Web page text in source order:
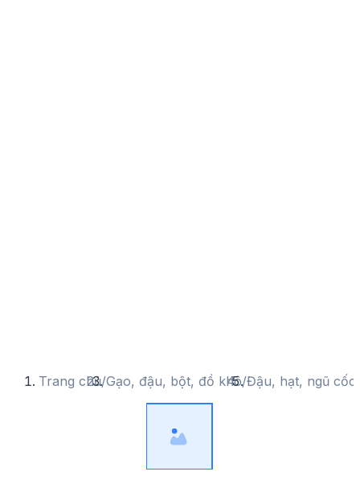
Trang chủ/Gạo, đậu, bột, đồ khô/Đậu, hạt, ngũ